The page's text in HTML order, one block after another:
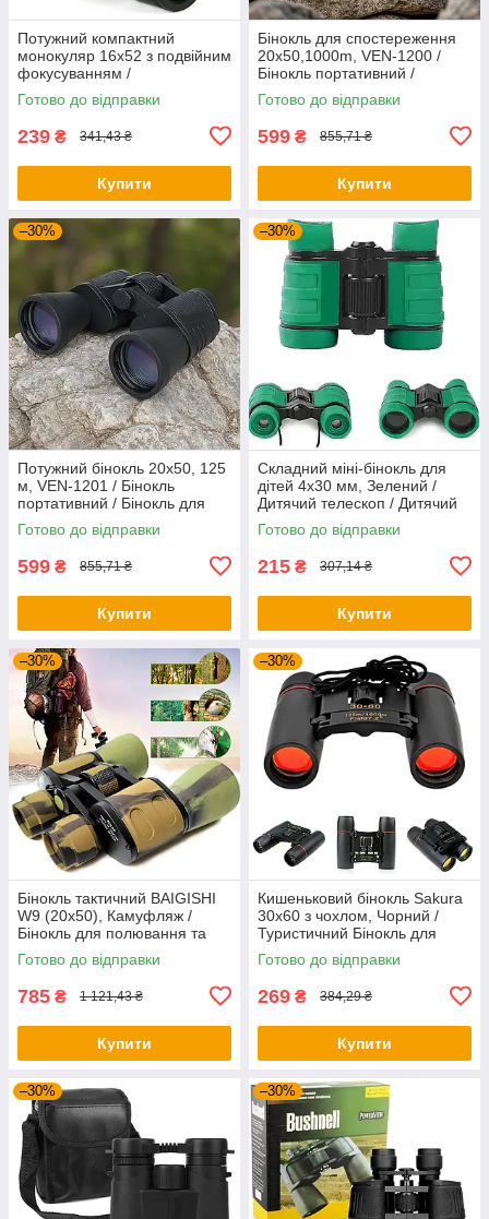
Потужний компактний
монокуляр 16х52 з подвійним
фокусуванням /
Універсальний монокуляр
для полювання та риболовлі
Готово до відправки
239 ₴ 341,43 ₴
Купити
Бінокль для спостереження
20x50,1000m, VEN-1200 /
Бінокль портативний /
Потужний бінокль /
Туристичний бінокль
Готово до відправки
599 ₴ 855,71 ₴
Купити
–30%
Потужний бінокль 20x50, 125
м, VEN-1201 / Бінокль
портативний / Бінокль для
спостереження / Туристичний
бінокль
Готово до відправки
599 ₴ 855,71 ₴
Купити
–30%
Складний міні-бінокль для
дітей 4х30 мм, Зелений /
Дитячий телескоп / Дитячий
бінокль / Бінокль для
спостереження
Готово до відправки
215 ₴ 307,14 ₴
Купити
–30%
Бінокль тактичний BAIGISHI
W9 (20x50), Камуфляж /
Бінокль для полювання та
походів з чохлом
Готово до відправки
785 ₴ 1 121,43 ₴
Купити
–30%
Кишеньковий бінокль Sakura
30х60 з чохлом, Чорний /
Туристичний Бінокль для
полювання та риболовлі
Готово до відправки
269 ₴ 384,29 ₴
Купити
–30% –30%